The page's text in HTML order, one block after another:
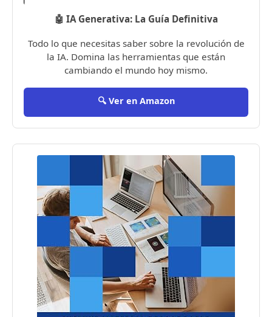
🤖 IA Generativa: La Guía Definitiva
Todo lo que necesitas saber sobre la revolución de
la IA. Domina las herramientas que están
cambiando el mundo hoy mismo.
🔍 Ver en Amazon